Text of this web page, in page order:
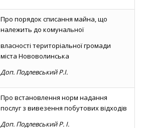
Про порядок списання майна, що
належить до комунальної
власності територіальної громади
міста Нововолинська
Доп. Подлевський Р.І.
Про встановлення норм надання
послуг з вивезення побутових відходів
Доп. Подлевський Р. І.